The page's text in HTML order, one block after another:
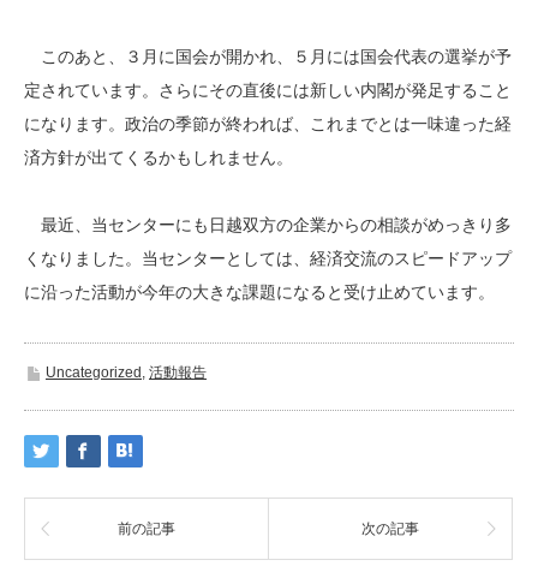
このあと、３月に国会が開かれ、５月には国会代表の選挙が予
定されています。さらにその直後には新しい内閣が発足すること
になります。政治の季節が終われば、これまでとは一味違った経
済方針が出てくるかもしれません。
最近、当センターにも日越双方の企業からの相談がめっきり多
くなりました。当センターとしては、経済交流のスピードアップ
に沿った活動が今年の大きな課題になると受け止めています。
Uncategorized , 活動報告
前の記事 次の記事